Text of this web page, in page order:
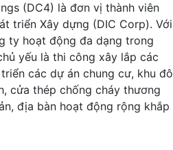
(DC4) là đơn vị thành viên
triển Xây dựng (DIC Corp). Với
ty hoạt động đa dạng trong
yếu là thi công xây lắp các
các dự án chung cư, khu đô
cửa thép chống cháy thương
địa bàn hoạt động rộng khắp